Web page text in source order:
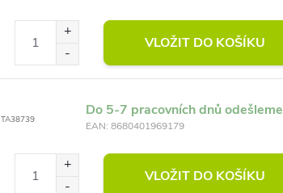
VLOŽIT DO KOŠÍKU
TA38739
Do 5-7 pracovních dnů odešleme
EAN: 8680401969179
VLOŽIT DO KOŠÍKU